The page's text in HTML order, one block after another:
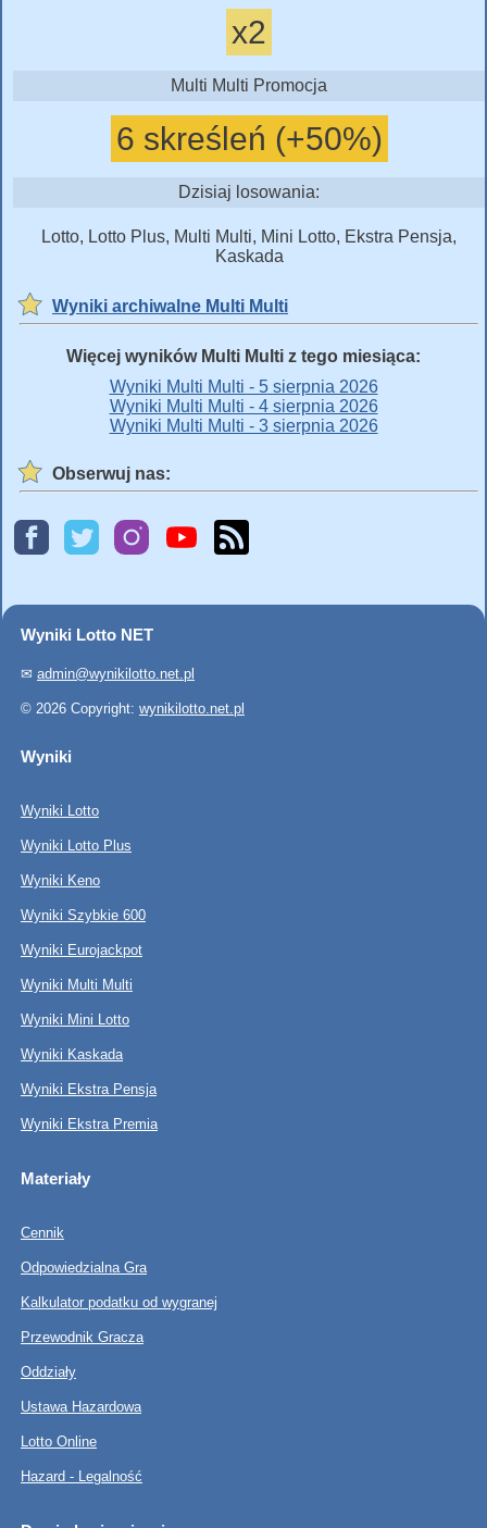
x2
Multi Multi Promocja
6 skreśleń (+50%)
Dzisiaj losowania:
Lotto, Lotto Plus, Multi Multi, Mini Lotto, Ekstra Pensja,
Kaskada
Wyniki archiwalne Multi Multi
Więcej wyników Multi Multi z tego miesiąca:
Wyniki Multi Multi - 5 sierpnia 2026
Wyniki Multi Multi - 4 sierpnia 2026
Wyniki Multi Multi - 3 sierpnia 2026
Obserwuj nas:
Wyniki Lotto NET
✉ admin@wynikilotto.net.pl
© 2026 Copyright: wynikilotto.net.pl
Wyniki
Wyniki Lotto
Wyniki Lotto Plus
Wyniki Keno
Wyniki Szybkie 600
Wyniki Eurojackpot
Wyniki Multi Multi
Wyniki Mini Lotto
Wyniki Kaskada
Wyniki Ekstra Pensja
Wyniki Ekstra Premia
Materiały
Cennik
Odpowiedzialna Gra
Kalkulator podatku od wygranej
Przewodnik Gracza
Oddziały
Ustawa Hazardowa
Lotto Online
Hazard - Legalność